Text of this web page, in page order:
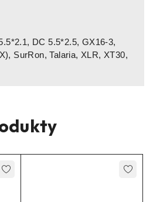
arba pakrovėjas dar neprijungtas
DC 5.5*2.5, GX16-3,
SurRon, Talaria, XLR, XT30,